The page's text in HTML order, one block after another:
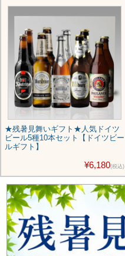
★残暑見舞いギフト★人気ドイツ
ビール5種10本セット【ドイツビー
ルギフト】
¥6,180(税込)